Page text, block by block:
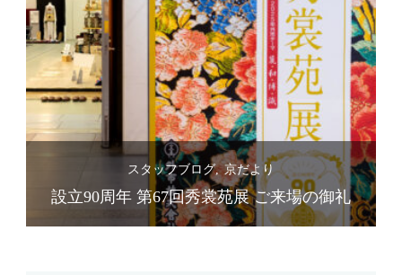
スタッフブログ 京だより
設立90周年 第67回秀裳苑展 ご来場の御礼